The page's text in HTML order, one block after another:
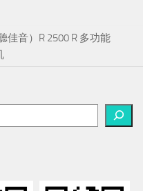
佳音）R 2500 R 多功能